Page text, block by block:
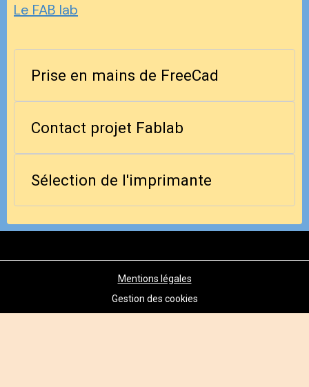
Le FAB lab
Prise en mains de FreeCad
Contact projet Fablab
Sélection de l'imprimante
Mentions légales
Gestion des cookies